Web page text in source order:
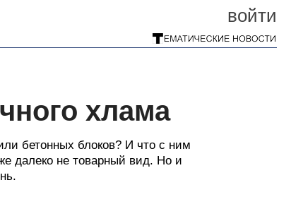
войти
хлама
бетонных блоков? И что с ним
далеко не товарный вид. Но и